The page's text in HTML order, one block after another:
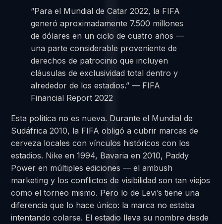
“Para el Mundial de Catar 2022, la FIFA
generó aproximadamente 7.500 millones
de dólares en un ciclo de cuatro años —
una parte considerable proveniente de
derechos de patrocinio que incluyen
cláusulas de exclusividad total dentro y
alrededor de los estadios.” — FIFA
Financial Report 2022
Esta política no es nueva. Durante el Mundial de
Sudáfrica 2010, la FIFA obligó a cubrir marcas de
cerveza locales con vínculos históricos con los
estadios. Nike en 1994, Bavaria en 2010, Paddy
Power en múltiples ediciones — el ambush
marketing y los conflictos de visibilidad son tan viejos
como el torneo mismo. Pero lo de Levi’s tiene una
diferencia que lo hace único: la marca no estaba
intentando colarse. El estadio lleva su nombre desde